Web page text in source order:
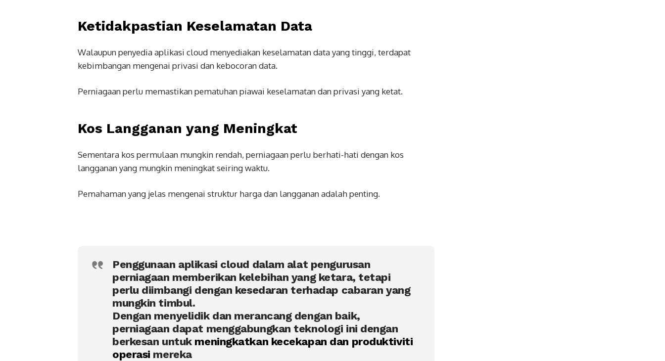
Ketidakpastian Keselamatan Data
Walaupun penyedia aplikasi cloud menyediakan keselamatan data yang tinggi, terdapat
kebimbangan mengenai privasi dan kebocoran data.
Perniagaan perlu memastikan pematuhan piawai keselamatan dan privasi yang ketat.
Kos Langganan yang Meningkat
Sementara kos permulaan mungkin rendah, perniagaan perlu berhati-hati dengan kos
langganan yang mungkin meningkat seiring waktu.
Pemahaman yang jelas mengenai struktur harga dan langganan adalah penting.
Penggunaan aplikasi cloud dalam alat pengurusan
perniagaan memberikan kelebihan yang ketara, tetapi
perlu diimbangi dengan kesedaran terhadap cabaran yang
mungkin timbul.
Dengan menyelidik dan merancang dengan baik,
perniagaan dapat menggabungkan teknologi ini dengan
berkesan untukmeningkatkan kecekapan dan produktiviti
operasi mereka